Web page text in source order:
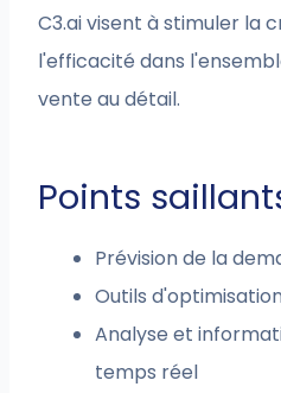
C3.ai visent à stimuler la
l'efficacité dans
vente au détail.
Points
Prévision de la
Outils
Analyse et
temps réel